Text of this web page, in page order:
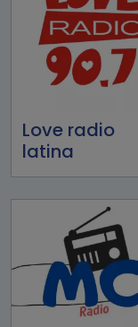
Love radio
latina